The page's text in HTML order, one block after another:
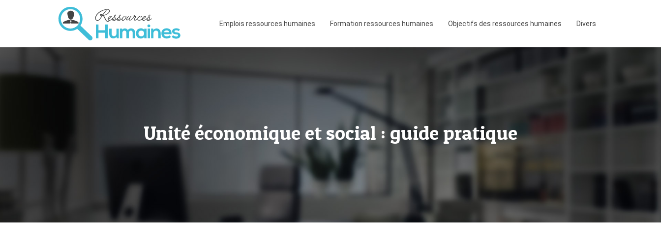
Emplois ressources humaines Formation ressources humaines Objectifs des ressources humaines Divers
Unité économique et social : guide pratique